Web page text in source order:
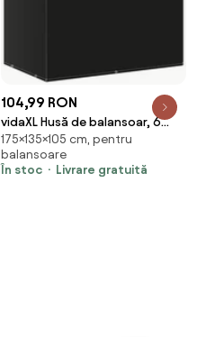
104,99 RON
vidaXL Husă de balansoar, 6
ocheți, 135 x 105 x 175 cm
175×135×105 cm, pentru
balansoare
În stoc
Livrare gratuită